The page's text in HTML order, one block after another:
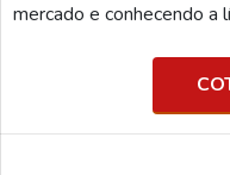
mercado e conhecendo a
especializados da
INFORMAÇÕES